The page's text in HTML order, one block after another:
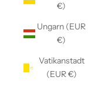
€)
Ungarn (EUR
€)
Vatikanstadt
(EUR €)